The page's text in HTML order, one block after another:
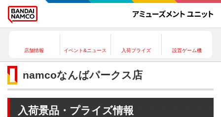
店舗情報 イベント&ニュース 入荷プライズ 設置ゲーム機
namcoなんばパークス店
入荷景品・プライズ情報